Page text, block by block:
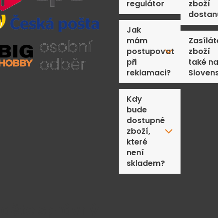
regulátor
Jak
mám
postupovat
při
reklamaci?
Kdy
bude
dostupné
zboží,
které
není
skladem?
zboží
zboží
také na